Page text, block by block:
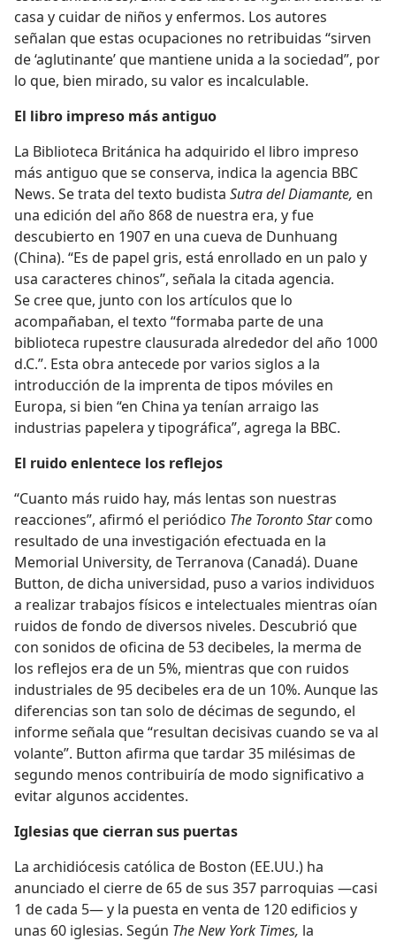
casa y cuidar de niños y enfermos. Los autores
señalan que estas ocupaciones no retribuidas “sirven
de ‘aglutinante’ que mantiene unida a la sociedad”, por
lo que, bien mirado, su valor es incalculable.
El libro impreso más antiguo
La Biblioteca Británica ha adquirido el libro impreso
más antiguo que se conserva, indica la agencia BBC
News. Se trata del texto budista Sutra del Diamante, en
una edición del año 868 de nuestra era, y fue
descubierto en 1907 en una cueva de Dunhuang
(China). “Es de papel gris, está enrollado en un palo y
usa caracteres chinos”, señala la citada agencia.
Se cree que, junto con los artículos que lo
acompañaban, el texto “formaba parte de una
biblioteca rupestre clausurada alrededor del año 1000
d.C.”. Esta obra antecede por varios siglos a la
introducción de la imprenta de tipos móviles en
Europa, si bien “en China ya tenían arraigo las
industrias papelera y tipográfica”, agrega la BBC.
El ruido enlentece los reflejos
“Cuanto más ruido hay, más lentas son nuestras
reacciones”, afirmó el periódico The Toronto Starcomo
resultado de una investigación efectuada en la
Memorial University, de Terranova (Canadá). Duane
Button, de dicha universidad, puso a varios individuos
a realizar trabajos físicos e intelectuales mientras oían
ruidos de fondo de diversos niveles. Descubrió que
con sonidos de oficina de 53 decibeles, la merma de
los reflejos era de un 5%, mientras que con ruidos
industriales de 95 decibeles era de un 10%. Aunque las
diferencias son tan solo de décimas de segundo, el
informe señala que “resultan decisivas cuando se va al
volante”. Button afirma que tardar 35 milésimas de
segundo menos contribuiría de modo significativo a
evitar algunos accidentes.
Iglesias que cierran sus puertas
La archidiócesis católica de Boston (EE.UU.) ha
anunciado el cierre de 65 de sus 357 parroquias —casi
1 de cada 5— y la puesta en venta de 120 edificios y
unas 60 iglesias. Según The New York Times, la